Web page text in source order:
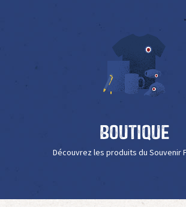
Boutique
Découvrez les produits du Souvenir